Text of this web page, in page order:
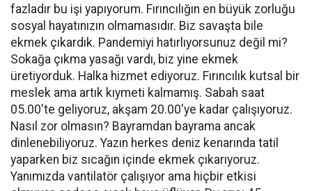
fazladır bu işi yapıyorum. Fırıncılığın en büyük zorluğu
sosyal hayatınızın olmamasıdır. Biz savaşta bile
ekmek çıkardık. Pandemiyi hatırlıyorsunuz değil mi?
Sokağa çıkma yasağı vardı, biz yine ekmek
üretiyorduk. Halka hizmet ediyoruz. Fırıncılık kutsal bir
meslek ama artık kıymeti kalmamış. Sabah saat
05.00'te geliyoruz, akşam 20.00'ye kadar çalışıyoruz.
Nasıl zor olmasın? Bayramdan bayrama ancak
dinlenebiliyoruz. Yazın herkes deniz kenarında tatil
yaparken biz sıcağın içinde ekmek çıkarıyoruz.
Yanımızda vantilatör çalışıyor ama hiçbir etkisi